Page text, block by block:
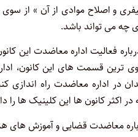
چه می تواند باشد.
فعالیت اداره معاضدت این
ترین قسمت های این کانون،
اداره معاضدت راه اندازی
کانون ها این کلینیک ها را
معاضدت قضایی و آموزش های